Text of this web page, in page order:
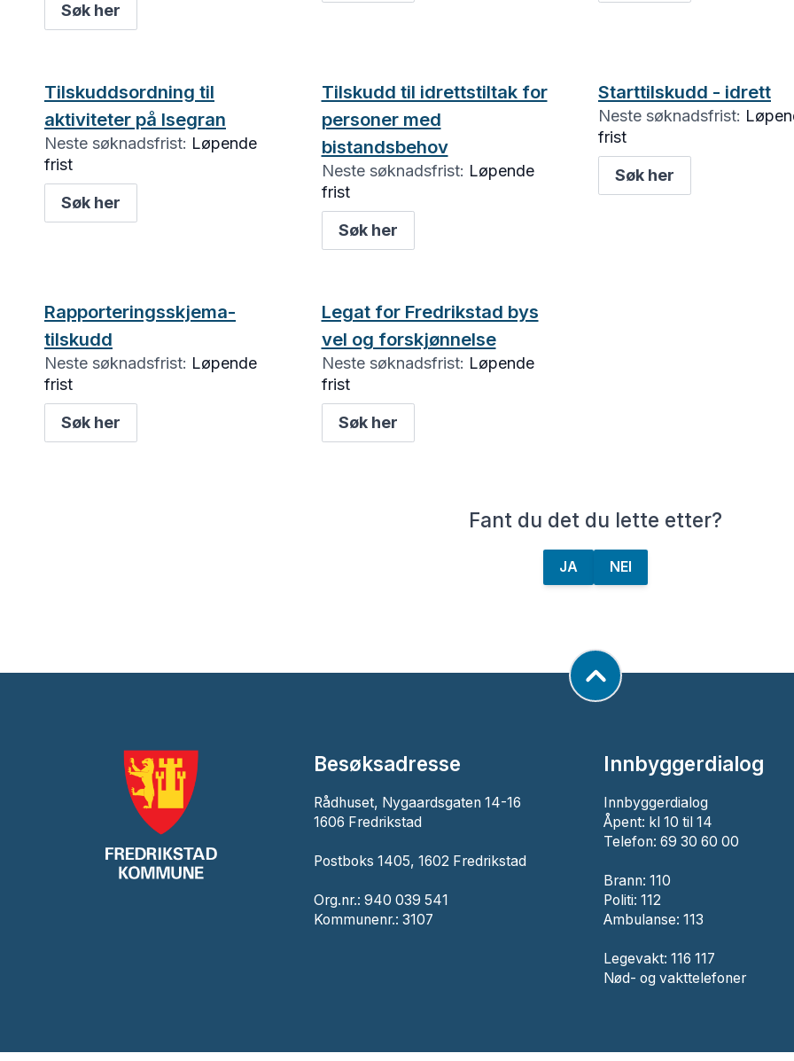
Søk her
Tilskuddsordning til
aktiviteter på Isegran
Neste søknadsfrist: Løpende
frist
Søk her
Tilskudd til idrettstiltak for
personer med
bistandsbehov
Neste søknadsfrist: Løpende
frist
Søk her
Starttilskudd - idrett
Neste søknadsfrist:
frist
Søk her
Rapporteringsskjema-
tilskudd
Neste søknadsfrist: Løpende
frist
Søk her
Legat for Fredrikstad bys
vel og forskjønnelse
Neste søknadsfrist: Løpende
frist
Søk her
Fant du det du lette etter?
JA NEI
Besøksadresse
Rådhuset, Nygaardsgaten 14-16
1606 Fredrikstad
Postboks 1405, 1602 Fredrikstad
Org.nr.: 940 039 541
Kommunenr.: 3107
Innbyggerdialog
Innbyggerdialog
Åpent: kl 10 til 14
Telefon: 69 30 60 00
Brann: 110
Politi: 112
Ambulanse: 113
Legevakt: 116 117
Nød- og vakttelefoner